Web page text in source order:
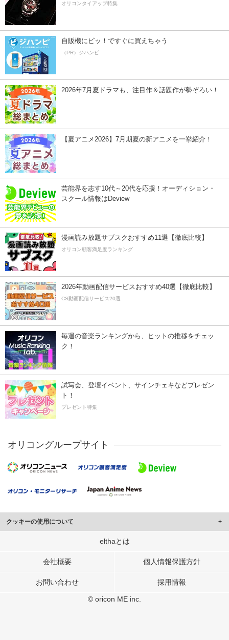
オリコンタイアップ特集
自販機にピッ！ですぐに買えちゃう
（PR）ジハンピ
2026年7月夏ドラマも、注目作＆話題作が勢ぞろい！
【夏アニメ2026】7月期夏の新アニメを一挙紹介！
芸能界を志す10代～20代を応援！オーディション・
スクール情報はDeview
漫画読み放題サブスクおすすめ11選【徹底比較】
オリコン顧客満足度ランキング
2026年動画配信サービスおすすめ40選【徹底比較】
CS動画配信サービス20選
毎週の音楽ランキングから、ヒットの推移をチェッ
ク！
試写会、登壇イベント、サインチェキなどプレゼン
ト！
プレゼント特集
オリコングループサイト
クッキーの使用について
このサイトでは Cookie を使用して、ユーザーに合わせたコンテンツや広告の
行っています。
メディアや広告配信、データ解析の各パートナーに提供しています。
elthaとは
会社概要 個人情報保護方針
お問い合わせ 採用情報
© oricon ME inc.